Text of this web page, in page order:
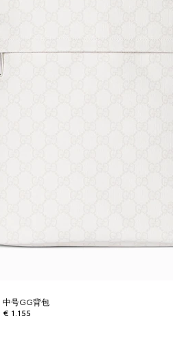
中号GG背包
€ 1.155